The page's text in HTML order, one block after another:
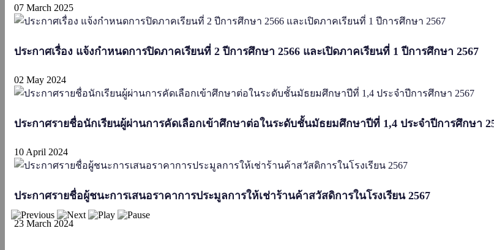
07 March 2025
ประกาศเรื่อง แจ้งกำหนดการปิดภาคเรียนที่ 2 ปีการศึกษา 2566 และเปิดภาคเรียนที่ 1 ปีการศึกษา 2567
02 May 2024
ประกาศรายชื่อนักเรียนผู้ผ่านการคัดเลือกเข้าศึกษาต่อในระดับชั้นมัธยมศึกษาปีที่ 1,4 ประจำปีการศึกษา
10 April 2024
ประกาศรายชื่อผู้ชนะการเสนอราคาการประมูลการให้เช่าร้านค้าสวัสดิการในโรงเรียน 2567
23 March 2024